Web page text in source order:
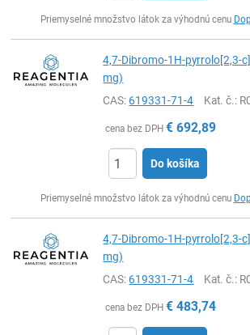
Priemyselné množstvo látok za výhodnú cenu
4,7-Dibromo-1H-pyrrolo[2,3-
mg)
CAS:619331-71-4 Kat. č.:
cena bez DPH € 692,89
Do košíka
Priemyselné množstvo látok za výhodnú cenu
4,7-Dibromo-1H-pyrrolo[2,3-
mg)
CAS:619331-71-4 Kat. č.:
cena bez DPH € 483,74